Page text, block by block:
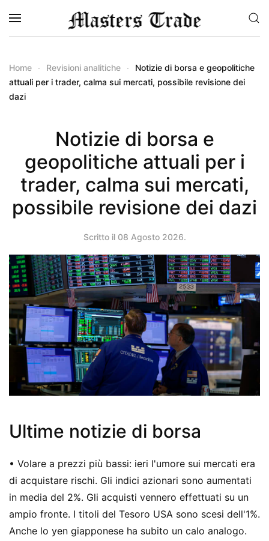
Skip to main content
Home Revisioni analitiche
Notizie di borsa e geopolitiche
attuali per i trader, calma sui mercati, possibile revisione dei
dazi
Notizie di borsa e
geopolitiche attuali per i
trader, calma sui mercati,
possibile revisione dei dazi
Scritto il 08 Agosto 2026.
Ultime notizie di borsa
• Volare a prezzi più bassi: ieri l'umore sui mercati era
di acquistare rischi. Gli indici azionari sono aumentati
in media del 2%. Gli acquisti vennero effettuati su un
ampio fronte. I titoli del Tesoro USA sono scesi dell'1%.
Anche lo yen giapponese ha subito un calo analogo.